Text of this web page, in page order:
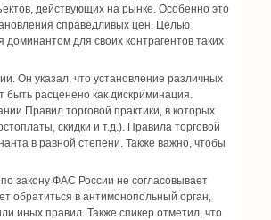
действующих на рынке. Особенно это
справедливых цен. Целью
для своих контрагентов таких
Он указал, что установление различных
быть расценено как дискриминация.
Правил торговой практики, в которых
скидки и т.д.). Правила торговой
в равной степени. Также важно, чтобы
закону ФАС России не согласовывает
обратиться в антимонопольный орган,
иных правил. Также спикер отметил, что